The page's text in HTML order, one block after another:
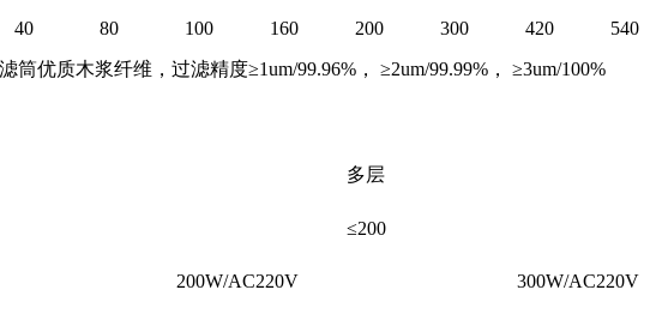
40 80 100 160 200 300 420 540
木浆纤维，过滤精度≥1um/99.96%， ≥2um/99.99%， ≥3um/100%
多层
≤200
200W/AC220V
300W/AC220V